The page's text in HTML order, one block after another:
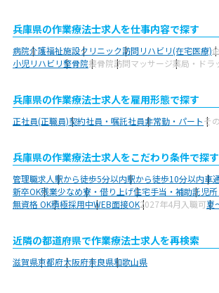
兵庫県の作業療法士求人を仕事内容で探す
病院介護福祉施設クリニック訪問リハビリ(在宅医療)
小児リハビリ整骨院接骨院訪問マッサージ薬局・ドラ
兵庫県の作業療法士求人を雇用形態で探す
正社員(正職員)契約社員・嘱託社員非常勤・パートそ
兵庫県の作業療法士求人をこだわり条件で探す
管理職求人駅から徒歩5分以内駅から徒歩10分以内車
新卒OK残業少なめ寮・借り上げ住宅手当・補助託児
無資格 OK積極採用中WEB面接OK2027年4月入職可夏
近隣の都道府県で作業療法士求人を再検索
滋賀県京都府大阪府奈良県和歌山県